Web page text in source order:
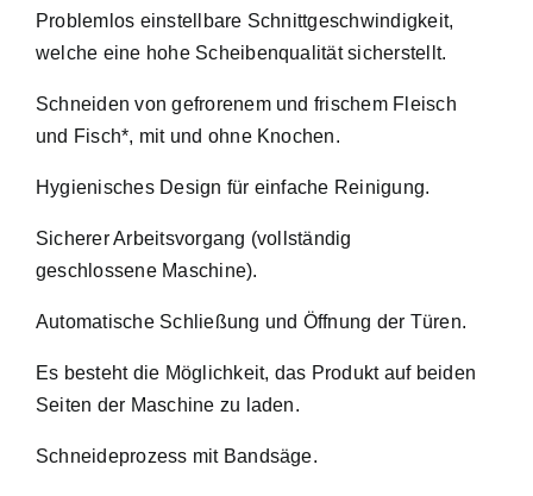
Problemlos einstellbare Schnittgeschwindigkeit,
welche eine hohe Scheibenqualität sicherstellt.
Schneiden von gefrorenem und frischem Fleisch
und Fisch*, mit und ohne Knochen.
Hygienisches Design für einfache Reinigung.
Sicherer Arbeitsvorgang (vollständig
geschlossene Maschine).
Automatische Schließung und Öffnung der Türen.
Es besteht die Möglichkeit, das Produkt auf beiden
Seiten der Maschine zu laden.
Schneideprozess mit Bandsäge.